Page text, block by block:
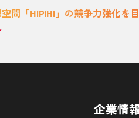
間「HiPiHi」の競争力強化を
企業情